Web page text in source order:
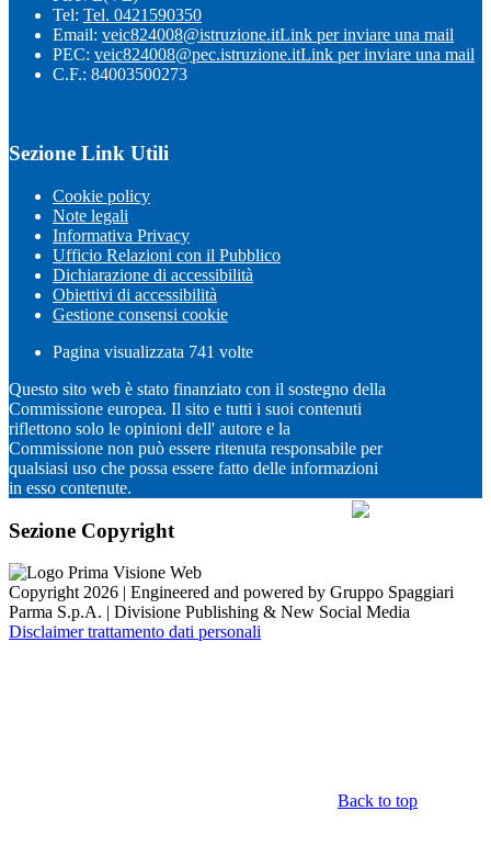
Tel: Tel. 0421590350
Email: veic824008@istruzione.itLink per inviare una mail
PEC: veic824008@pec.istruzione.itLink per inviare una mail
C.F.: 84003500273
Sezione Link Utili
Cookie policy
Note legali
Informativa Privacy
Ufficio Relazioni con il Pubblico
Dichiarazione di accessibilità
Obiettivi di accessibilità
Gestione consensi cookie
Pagina visualizzata 741 volte
Questo sito web è stato finanziato con il sostegno della
Commissione europea. Il sito e tutti i suoi contenuti
riflettono solo le opinioni dell' autore e la
Commissione non può essere ritenuta responsabile per
qualsiasi uso che possa essere fatto delle informazioni
in esso contenute.
Sezione Copyright
Copyright 2026 | Engineered and powered by Gruppo Spaggiari
Parma S.p.A. | Divisione Publishing & New Social Media
Disclaimer trattamento dati personali
Back to top